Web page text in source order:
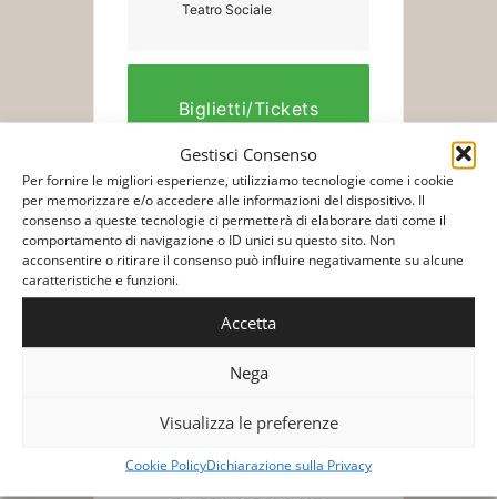
Gestisci Consenso
Per fornire le migliori esperienze, utilizziamo tecnologie come i cookie
per memorizzare e/o accedere alle informazioni del dispositivo. Il
consenso a queste tecnologie ci permetterà di elaborare dati come il
comportamento di navigazione o ID unici su questo sito. Non
acconsentire o ritirare il consenso può influire negativamente su alcune
caratteristiche e funzioni.
Accetta
Nega
Visualizza le preferenze
Cookie PolicyDichiarazione sulla Privacy
Teatro Sociale
Biglietti/Tickets
+ Aggiungi a Google Calendar
+ Esporta iCal